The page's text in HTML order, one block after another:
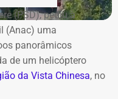
de Arquitetura e
do escritor) para
justa, mais do que
tem uma relação de
da orla de Niterói não
a prefeitura
públicas para
participação de
e visitantes.
(PSD), pediu à
(Anac) uma
panorâmicos
de um helicóptero
da Vista Chinesa, no